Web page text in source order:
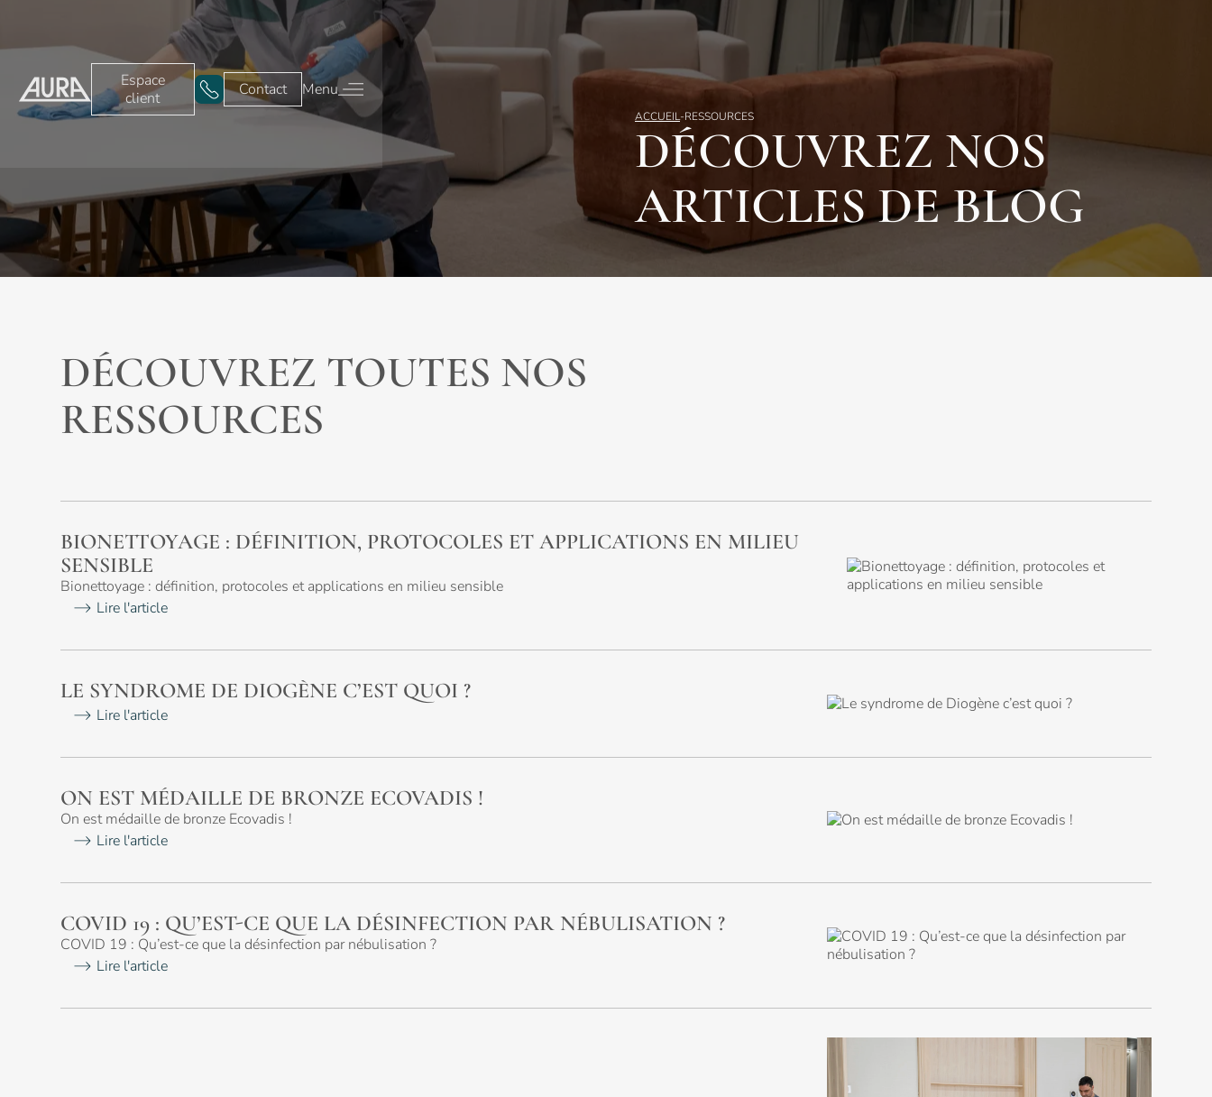
Espace
client
Contact
Menu
entretien
Nettoyage
Nettoyage
Bionettoyage
Tertiaire &
Bureaux
Maisons
ACCUEIL-RESSOURCES
DÉCOUVREZ NOS
ARTICLES DE BLOG
DÉCOUVREZ TOUTES NOS
RESSOURCES
BIONETTOYAGE : DÉFINITION, PROTOCOLES ET APPLICATIONS EN MILIEU
SENSIBLE
Bionettoyage : définition, protocoles et applications en milieu sensible
Lire l'article
LE SYNDROME DE DIOGÈNE C’EST QUOI ?
Lire l'article
ON EST MÉDAILLE DE BRONZE ECOVADIS !
On est médaille de bronze Ecovadis !
Lire l'article
COVID 19 : QU’EST-CE QUE LA DÉSINFECTION PAR NÉBULISATION ?
COVID 19 : Qu’est-ce que la désinfection par nébulisation ?
Lire l'article